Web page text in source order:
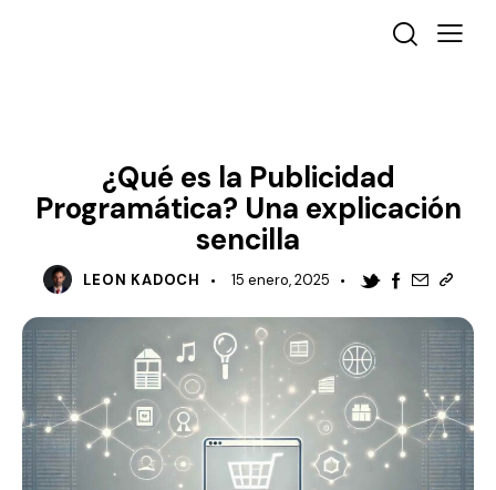
¿Qué es la Publicidad
Programática? Una explicación
sencilla
LEON KADOCH 15 enero, 2025